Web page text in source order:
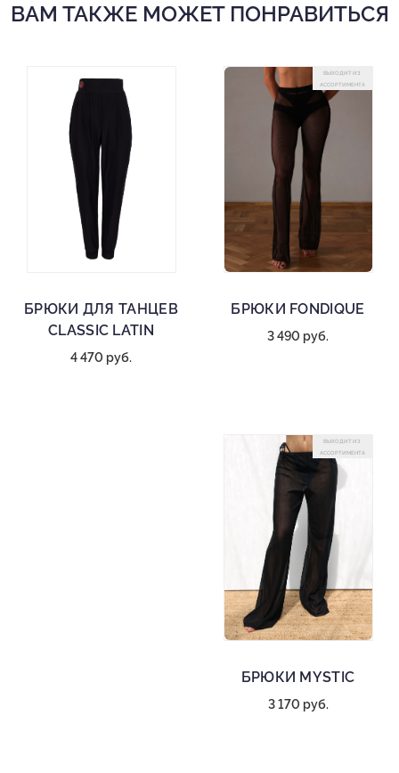
ВАМ ТАКЖЕ МОЖЕТ ПОНРАВИТЬСЯ
БРЮКИ ДЛЯ ТАНЦЕВ
CLASSIC LATIN
4 470 руб.
ВЫХОДИТ ИЗ
АССОРТИМЕНТА
БРЮКИ FONDIQUE
3 490 руб.
ВЫХОДИТ ИЗ
АССОРТИМЕНТА
БРЮКИ MYSTIC
3 170 руб.